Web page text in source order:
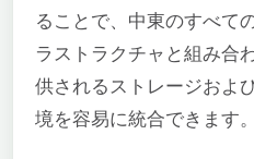
ることで、中東のすべて
ラストラクチャと組み合
供されるストレージおよ
境を容易に統合できます。